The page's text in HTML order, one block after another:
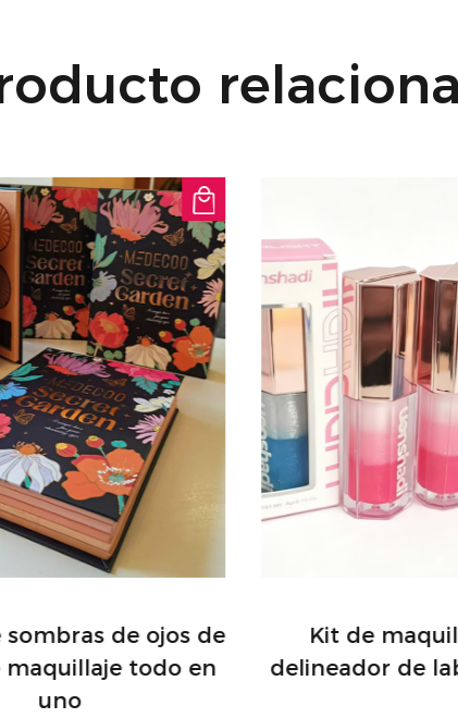
humedad y la
estén cuidados
Fórmula de
rápido que con
Utilice esta
retener la
con unos labios
Transforma tu
Mascarilla
y disfruta de los
profundamente
sombras de ojos de
maquillaje todo en
uno
Kit de
delineador de